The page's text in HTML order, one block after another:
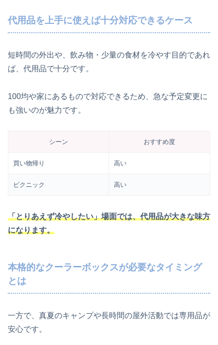
代用品を上手に使えば十分対応できるケース
短時間の外出や、飲み物・少量の食材を冷やす目的であれ
ば、代用品で十分です。
100均や家にあるもので対応できるため、急な予定変更に
も強いのが魅力です。
シーン おすすめ度
買い物帰り 高い
ピクニック 高い
「とりあえず冷やしたい」場面では、代用品が大きな味方
になります。
本格的なクーラーボックスが必要なタイミング
とは
一方で、真夏のキャンプや長時間の屋外活動では専用品が
安心です。